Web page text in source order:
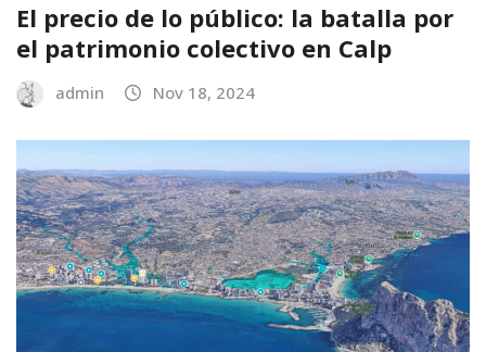
El precio de lo público: la batalla por
el patrimonio colectivo en Calp
admin Nov 18, 2024